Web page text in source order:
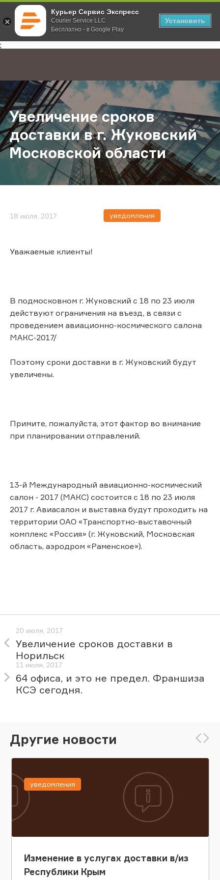
Курьер Сервис Экспресс
Courier Service LLC
Бесплатно - в Google Play
Установить
;
Главная О компании Новости Увеличение сроков доставки в
Увеличение сроков
доставки в г. Жуковский
Московской области
18 июля, 2017 уведомления
Уважаемые клиенты!
В подмосковном г. Жуковский с 18 по 23 июля
действуют ограничения на въезд, в связи с
проведением авиационно-космического салона
МАКС-2017/
Поэтому сроки доставки в г. Жуковский будут
увеличены.
Примите, пожалуйста, этот фактор во внимание
при планировании отправлений.
13-й Международный авиационно-космический
салон - 2017 (МАКС) состоится с 18 по 23 июля
2017 г. Авиасалон и выставка будут проходить на
территории ОАО «Транспортно-выставочный
комплекс «Россия» (г. Жуковский, Московская
область, аэродром «Раменское»).
20 июля, 2017
Увеличение сроков доставки в
Норильск
11 июля, 2017
64 офиса, и это не предел. Франшиза
КСЭ сегодня.
Другие новости
Изменение в услугах доставки в/из
Республики Крым
уведомления